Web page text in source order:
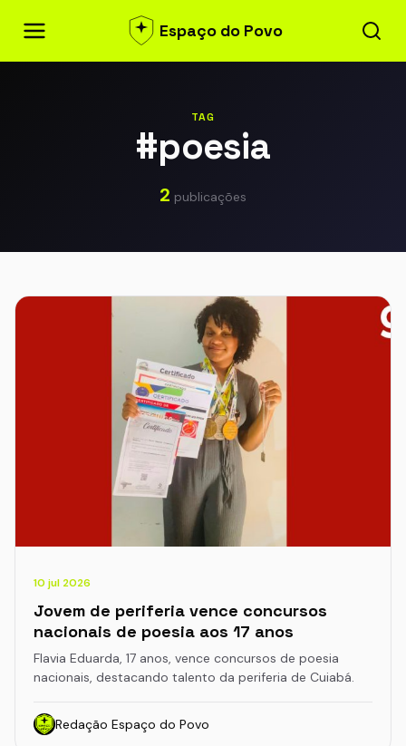
Espaço do Povo
TAG
#poesia
2 publicações
10 jul 2026
Jovem de periferia vence concursos
nacionais de poesia aos 17 anos
Flavia Eduarda, 17 anos, vence concursos de poesia
nacionais, destacando talento da periferia de Cuiabá.
Redação Espaço do Povo